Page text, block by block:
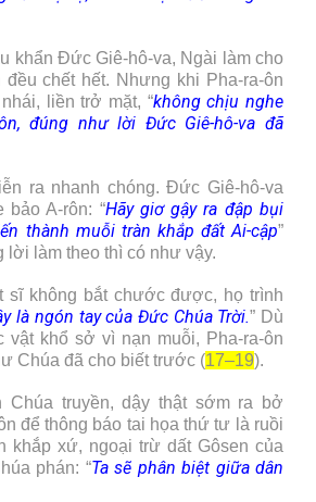
khẩn Đức Giê-hô-va, Ngài làm cho
chết hết. Nhưng khi Pha-ra-ôn
liền trở mặt, “không chịu nghe
đúng như lời Đức Giê-hô-va đã
ra nhanh chóng. Đức Giê-hô-va
bảo A-rôn: “Hãy giơ gậy ra đập bụi
thành muỗi tràn khắp đất Ai-cập”
lời làm theo thì có như vậy.
sĩ không bắt chước được, họ trình
là ngón tay của Đức Chúa Trời.” Dù
vật khổ sở vì nạn muỗi, Pha-ra-ôn
Chúa đã cho biết trước (17–19).
Chúa truyền, dậy thật sớm ra bở
để thông báo tai họa thứ tư là ruồi
khắp xứ, ngoại trừ dất Gôsen của
phán: “Ta sẽ phân biệt giữa dân